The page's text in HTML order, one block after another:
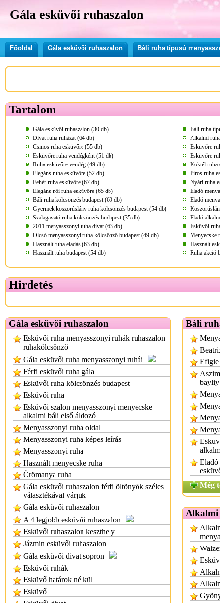
Gála esküvői ruhaszalon
Főoldal Gála esküvői ruhaszalon Báli ruha típusú
Tartalom
Gála esküvői ruhaszalon (30 db)
Báli ruha
Divat ruha ruházat (64 db)
Alkalmi
Csinos ruha esküvőre (55 db)
Esküvőre
Esküvőre ruha vendégként (51 db)
Esküvőre
Ruha esküvőre vendég (49 db)
Koktél ruha
Elegáns ruha esküvőre (52 db)
Piros ruha
Fehér ruha esküvőre (67 db)
Nyári ruha
Elegáns női ruha esküvőre (65 db)
Eladó
Báli ruha kölcsönzés budapest (69 db)
Eladó
Gyermek koszorúslány ruha kölcsönzés budapest (54 db)
Szalagavató ruha kölcsönzés budapest (35 db)
Eladó
2011 menyasszonyi ruha divat (63 db)
Esküvői
Olcsó menyasszonyi ruha kölcsönző budapest (49 db)
Menyecske
Használt ruha eladás (63 db)
Használt
Használt ruha budapest (54 db)
Ruha akció
Hirdetés
Gála esküvői ruhaszalon
Esküvői ruha menyasszonyi ruhák ruhaszalon
ruhakölcsönző
Gála esküvői ruha menyasszonyi ruhái
Férfi esküvői ruha gála
Esküvői ruha kölcsönzés budapest
Esküvői ruha
Esküvői szalon menyasszonyi menyecske
alkalmi báli első áldozó
Menyasszonyi ruha oldal
Menyasszonyi ruha képes leírás
Menyasszonyi ruha
Használt menyecske ruha
Örömanya ruha
Gála esküvői ruhaszalon férfi öltönyök széles
választékával várjuk
Gála esküvői ruhaszalon
A 4 legjobb esküvői ruhaszalon
Esküvői ruhaszalon keszthely
Jázmin esküvői ruhaszalon
Gála esküvői divat sopron
Esküvői ruhák
Esküvő határok nélkül
Esküvő
Báli
Efigie
bayliy
Eladó
Még
Alkalmi